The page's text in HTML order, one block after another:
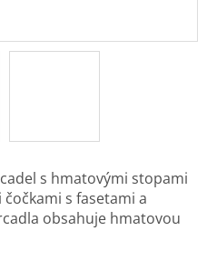
s hmatovými stopami
s fasetami a
obsahuje hmatovou